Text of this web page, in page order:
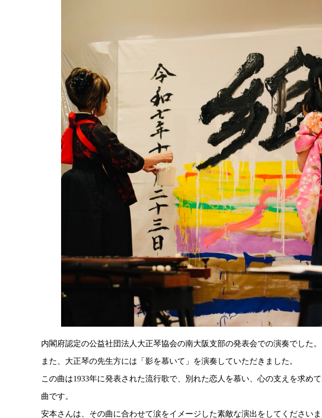
内閣府認定の公益社団法人大正琴協会の南大阪支部の発表会での演奏でした。
また、大正琴の先生方には「影を慕いて」を演奏していただきました。
この曲は1933年に発表された流行歌で、別れた恋人を慕い、心の支えを求め
曲です。
安本さんは、その曲に合わせて涙をイメージした素敵な演出をしてくださいま